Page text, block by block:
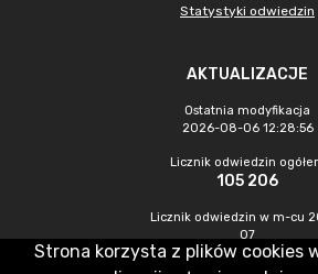
Statystyki odwiedzin
AKTUALIZACJE
Ostatnia modyfikacja
2026-08-06 12:28:56
Licznik odwiedzin
105 206
Licznik odwiedzin w m-cu
07
582
Strona korzysta z plików cookies